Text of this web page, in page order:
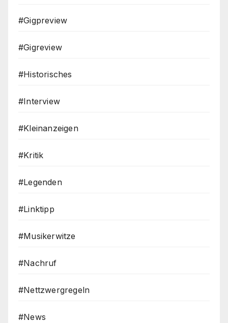
#Gigpreview
#Gigreview
#Historisches
#Interview
#Kleinanzeigen
#Kritik
#Legenden
#Linktipp
#Musikerwitze
#Nachruf
#Nettzwergregeln
#News